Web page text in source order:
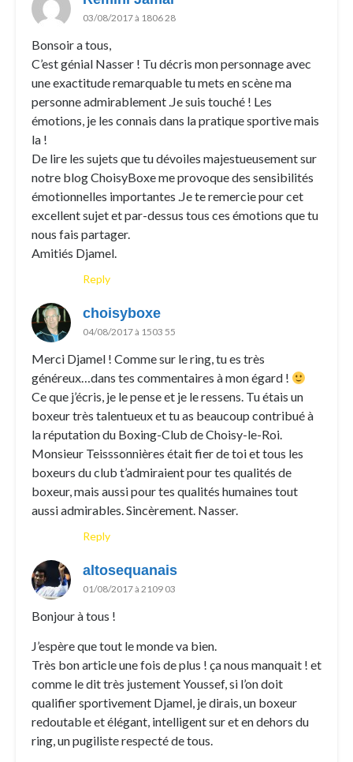
03/08/2017 à 1806 28
Bonsoir a tous,
C’est génial Nasser ! Tu décris mon personnage avec
une exactitude remarquable tu mets en scène ma
personne admirablement .Je suis touché ! Les
émotions, je les connais dans la pratique sportive mais
la !
De lire les sujets que tu dévoiles majestueusement sur
notre blog ChoisyBoxe me provoque des sensibilités
émotionnelles importantes .Je te remercie pour cet
excellent sujet et par-dessus tous ces émotions que tu
nous fais partager.
Amitiés Djamel.
Reply
choisyboxe
04/08/2017 à 1503 55
Merci Djamel ! Comme sur le ring, tu es très
généreux…dans tes commentaires à mon égard !
Ce que j’écris, je le pense et je le ressens. Tu étais un
boxeur très talentueux et tu as beaucoup contribué à
la réputation du Boxing-Club de Choisy-le-Roi.
Monsieur Teisssonnières était fier de toi et tous les
boxeurs du club t’admiraient pour tes qualités de
boxeur, mais aussi pour tes qualités humaines tout
aussi admirables. Sincèrement. Nasser.
Reply
altosequanais
01/08/2017 à 2109 03
Bonjour à tous !
J’espère que tout le monde va bien.
Très bon article une fois de plus ! ça nous manquait ! et
comme le dit très justement Youssef, si l’on doit
qualifier sportivement Djamel, je dirais, un boxeur
redoutable et élégant, intelligent sur et en dehors du
ring, un pugiliste respecté de tous.